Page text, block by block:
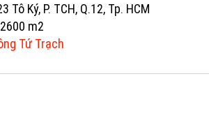
Tô Ký, P. TCH, Q.12, Tp. HCM
2600 m2
Tứ Trạch